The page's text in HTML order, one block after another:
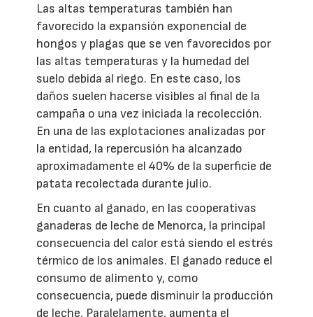
Las altas temperaturas también han
favorecido la expansión exponencial de
hongos y plagas que se ven favorecidos por
las altas temperaturas y la humedad del
suelo debida al riego. En este caso, los
daños suelen hacerse visibles al final de la
campaña o una vez iniciada la recolección.
En una de las explotaciones analizadas por
la entidad, la repercusión ha alcanzado
aproximadamente el 40% de la superficie de
patata recolectada durante julio.
En cuanto al ganado, en las cooperativas
ganaderas de leche de Menorca, la principal
consecuencia del calor está siendo el estrés
térmico de los animales. El ganado reduce el
consumo de alimento y, como
consecuencia, puede disminuir la producción
de leche. Paralelamente, aumenta el